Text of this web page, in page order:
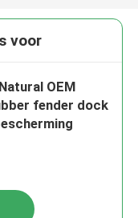
voor
OEM
fender dock